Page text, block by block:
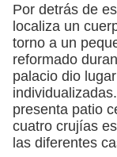
Por detrás de
localiza un
torno a un
reformado
palacio dio
presenta patio
cuatro crujías
las diferentes